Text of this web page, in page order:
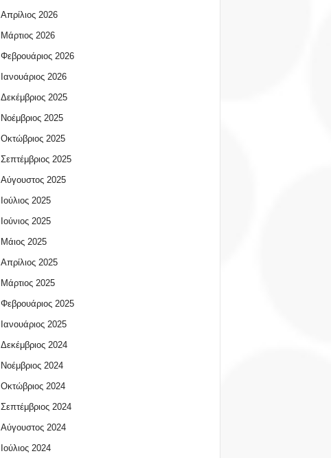
Απρίλιος 2026
Μάρτιος 2026
Φεβρουάριος 2026
Ιανουάριος 2026
Δεκέμβριος 2025
Νοέμβριος 2025
Οκτώβριος 2025
Σεπτέμβριος 2025
Αύγουστος 2025
Ιούλιος 2025
Ιούνιος 2025
Μάιος 2025
Απρίλιος 2025
Μάρτιος 2025
Φεβρουάριος 2025
Ιανουάριος 2025
Δεκέμβριος 2024
Νοέμβριος 2024
Οκτώβριος 2024
Σεπτέμβριος 2024
Αύγουστος 2024
Ιούλιος 2024